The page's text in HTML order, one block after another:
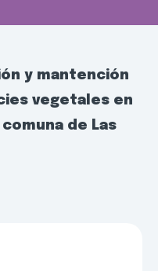
y mantención
vegetales en
de Las